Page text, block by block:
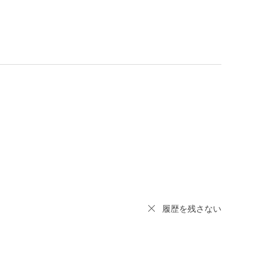
履歴を残さない